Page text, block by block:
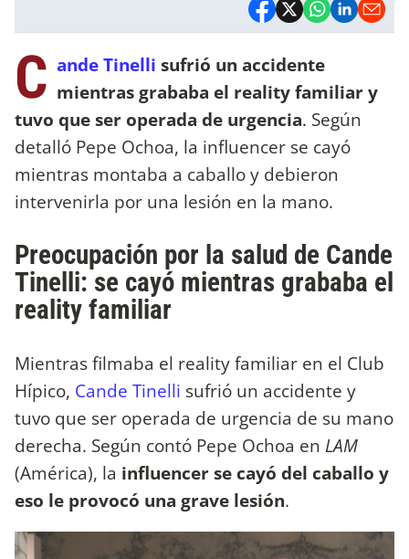
C ande Tinelli sufrió un accidente
mientras grababa el reality familiar y
tuvo que ser operada de urgencia. Según
detalló Pepe Ochoa, la influencer se cayó
mientras montaba a caballo y debieron
intervenirla por una lesión en la mano.
Preocupación por la salud de Cande
Tinelli: se cayó mientras grababa el
reality familiar
Mientras filmaba el reality familiar en el Club
Hípico, Cande Tinelli sufrió un accidente y
tuvo que ser operada de urgencia de su mano
derecha. Según contó Pepe Ochoa en LAM
(América), la influencer se cayó del caballo y
eso le provocó una grave lesión.